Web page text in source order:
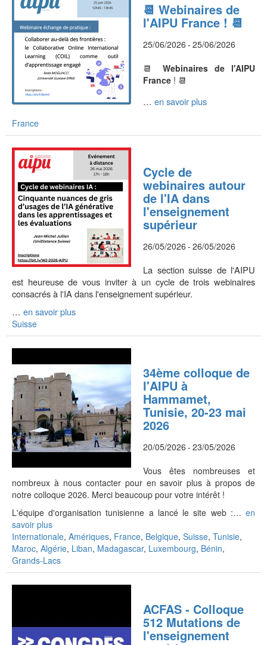
📆 Webinaires de
l'AIPU France ! 📆
25/06/2026 - 25/06/2026
📆 Webinaires de l'AIPU
France ! 📆
… en savoir plus
France
Cycle de
webinaires autour
de l'IA dans
l'enseignement
supérieur
26/05/2026 - 26/05/2026
La section suisse de l'AIPU
est heureuse de vous inviter à un cycle de trois webinaires
consacrés à l'IA dans l'enseignement supérieur.
… en savoir plus
Suisse
34ème colloque de
l'AIPU à
Hammamet,
Tunisie, 20-23 mai
2026
20/05/2026 - 23/05/2026
Vous êtes nombreuses et
nombreux à nous contacter pour en savoir plus à propos de
notre colloque 2026. Merci beaucoup pour votre intérêt !
L'équipe d'organisation tunisienne a lancé le site web :… en
savoir plus
Internationale, Amériques, France, Belgique, Suisse, Tunisie,
Maroc, Algérie, Liban, Madagascar, Luxembourg, Bénin,
Grands-Lacs
ACFAS - Colloque
512 Mutations de
l'enseignement